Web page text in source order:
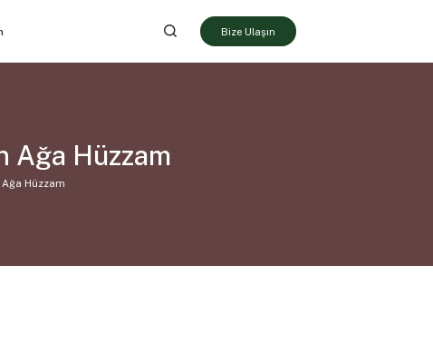
Bize Ulaşın
Ağa Hüzzam
Ağa Hüzzam